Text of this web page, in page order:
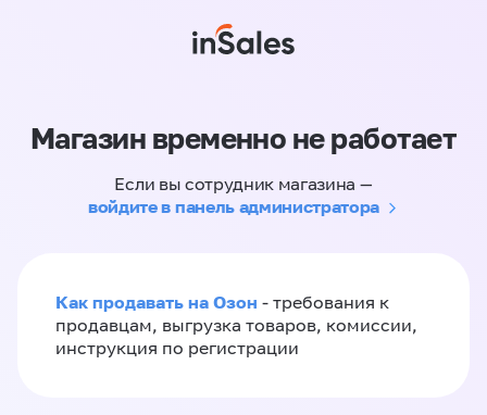
Магазин временно не работает
Если вы сотрудник магазина —
войдите в панель администратора
Как продавать на Озон - требования к
продавцам, выгрузка товаров, комиссии,
инструкция по регистрации